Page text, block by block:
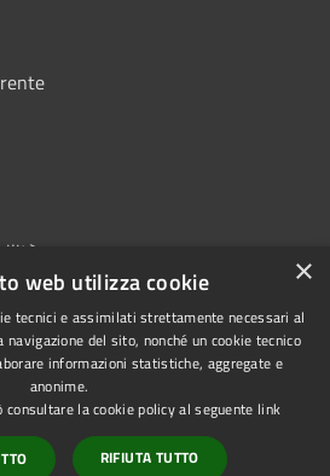
Copyright © 2026 • Comune di
Montoro • Powered by
Municipium•Accesso
×
web utilizza cookie
tecnici e assimilati strettamente necessari al
del sito, nonché un cookie tecnico
informazioni statistiche, aggregate e
anonime.
la cookie policy al seguente link
RIFIUTA TUTTO